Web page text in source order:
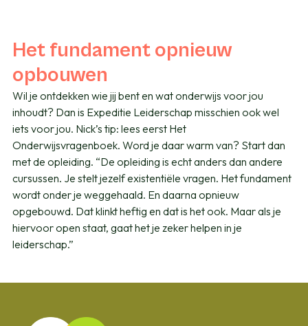
Het fundament opnieuw
opbouwen
Wil je ontdekken wie jij bent en wat onderwijs voor jou
inhoudt? Dan is Expeditie Leiderschap misschien ook wel
iets voor jou. Nick’s tip: lees eerst Het
Onderwijsvragenboek. Word je daar warm van? Start dan
met de opleiding. “De opleiding is echt anders dan andere
cursussen. Je stelt jezelf existentiële vragen. Het fundament
wordt onder je weggehaald. En daarna opnieuw
opgebouwd. Dat klinkt heftig en dat is het ook. Maar als je
hiervoor open staat, gaat het je zeker helpen in je
leiderschap.”